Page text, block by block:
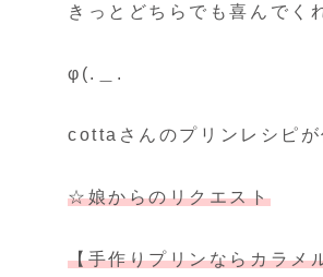
きっとどちらでも喜んでく
φ(.＿.
cottaさんのプリンレシピが
☆娘からのリクエスト
【手作りプリンならカラメ